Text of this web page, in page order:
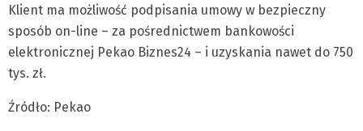
Klient ma możliwość podpisania umowy w bezpieczny
sposób on-line – za pośrednictwem bankowości
elektronicznej Pekao Biznes24 – i uzyskania nawet do 750
tys. zł.
Źródło: Pekao